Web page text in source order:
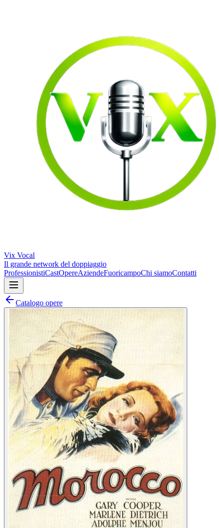
Vix Vocal
Il grande network del doppiaggio
ProfessionistiCastOpereAziendeFuoricampoChi siamoContatti
Catalogo opere